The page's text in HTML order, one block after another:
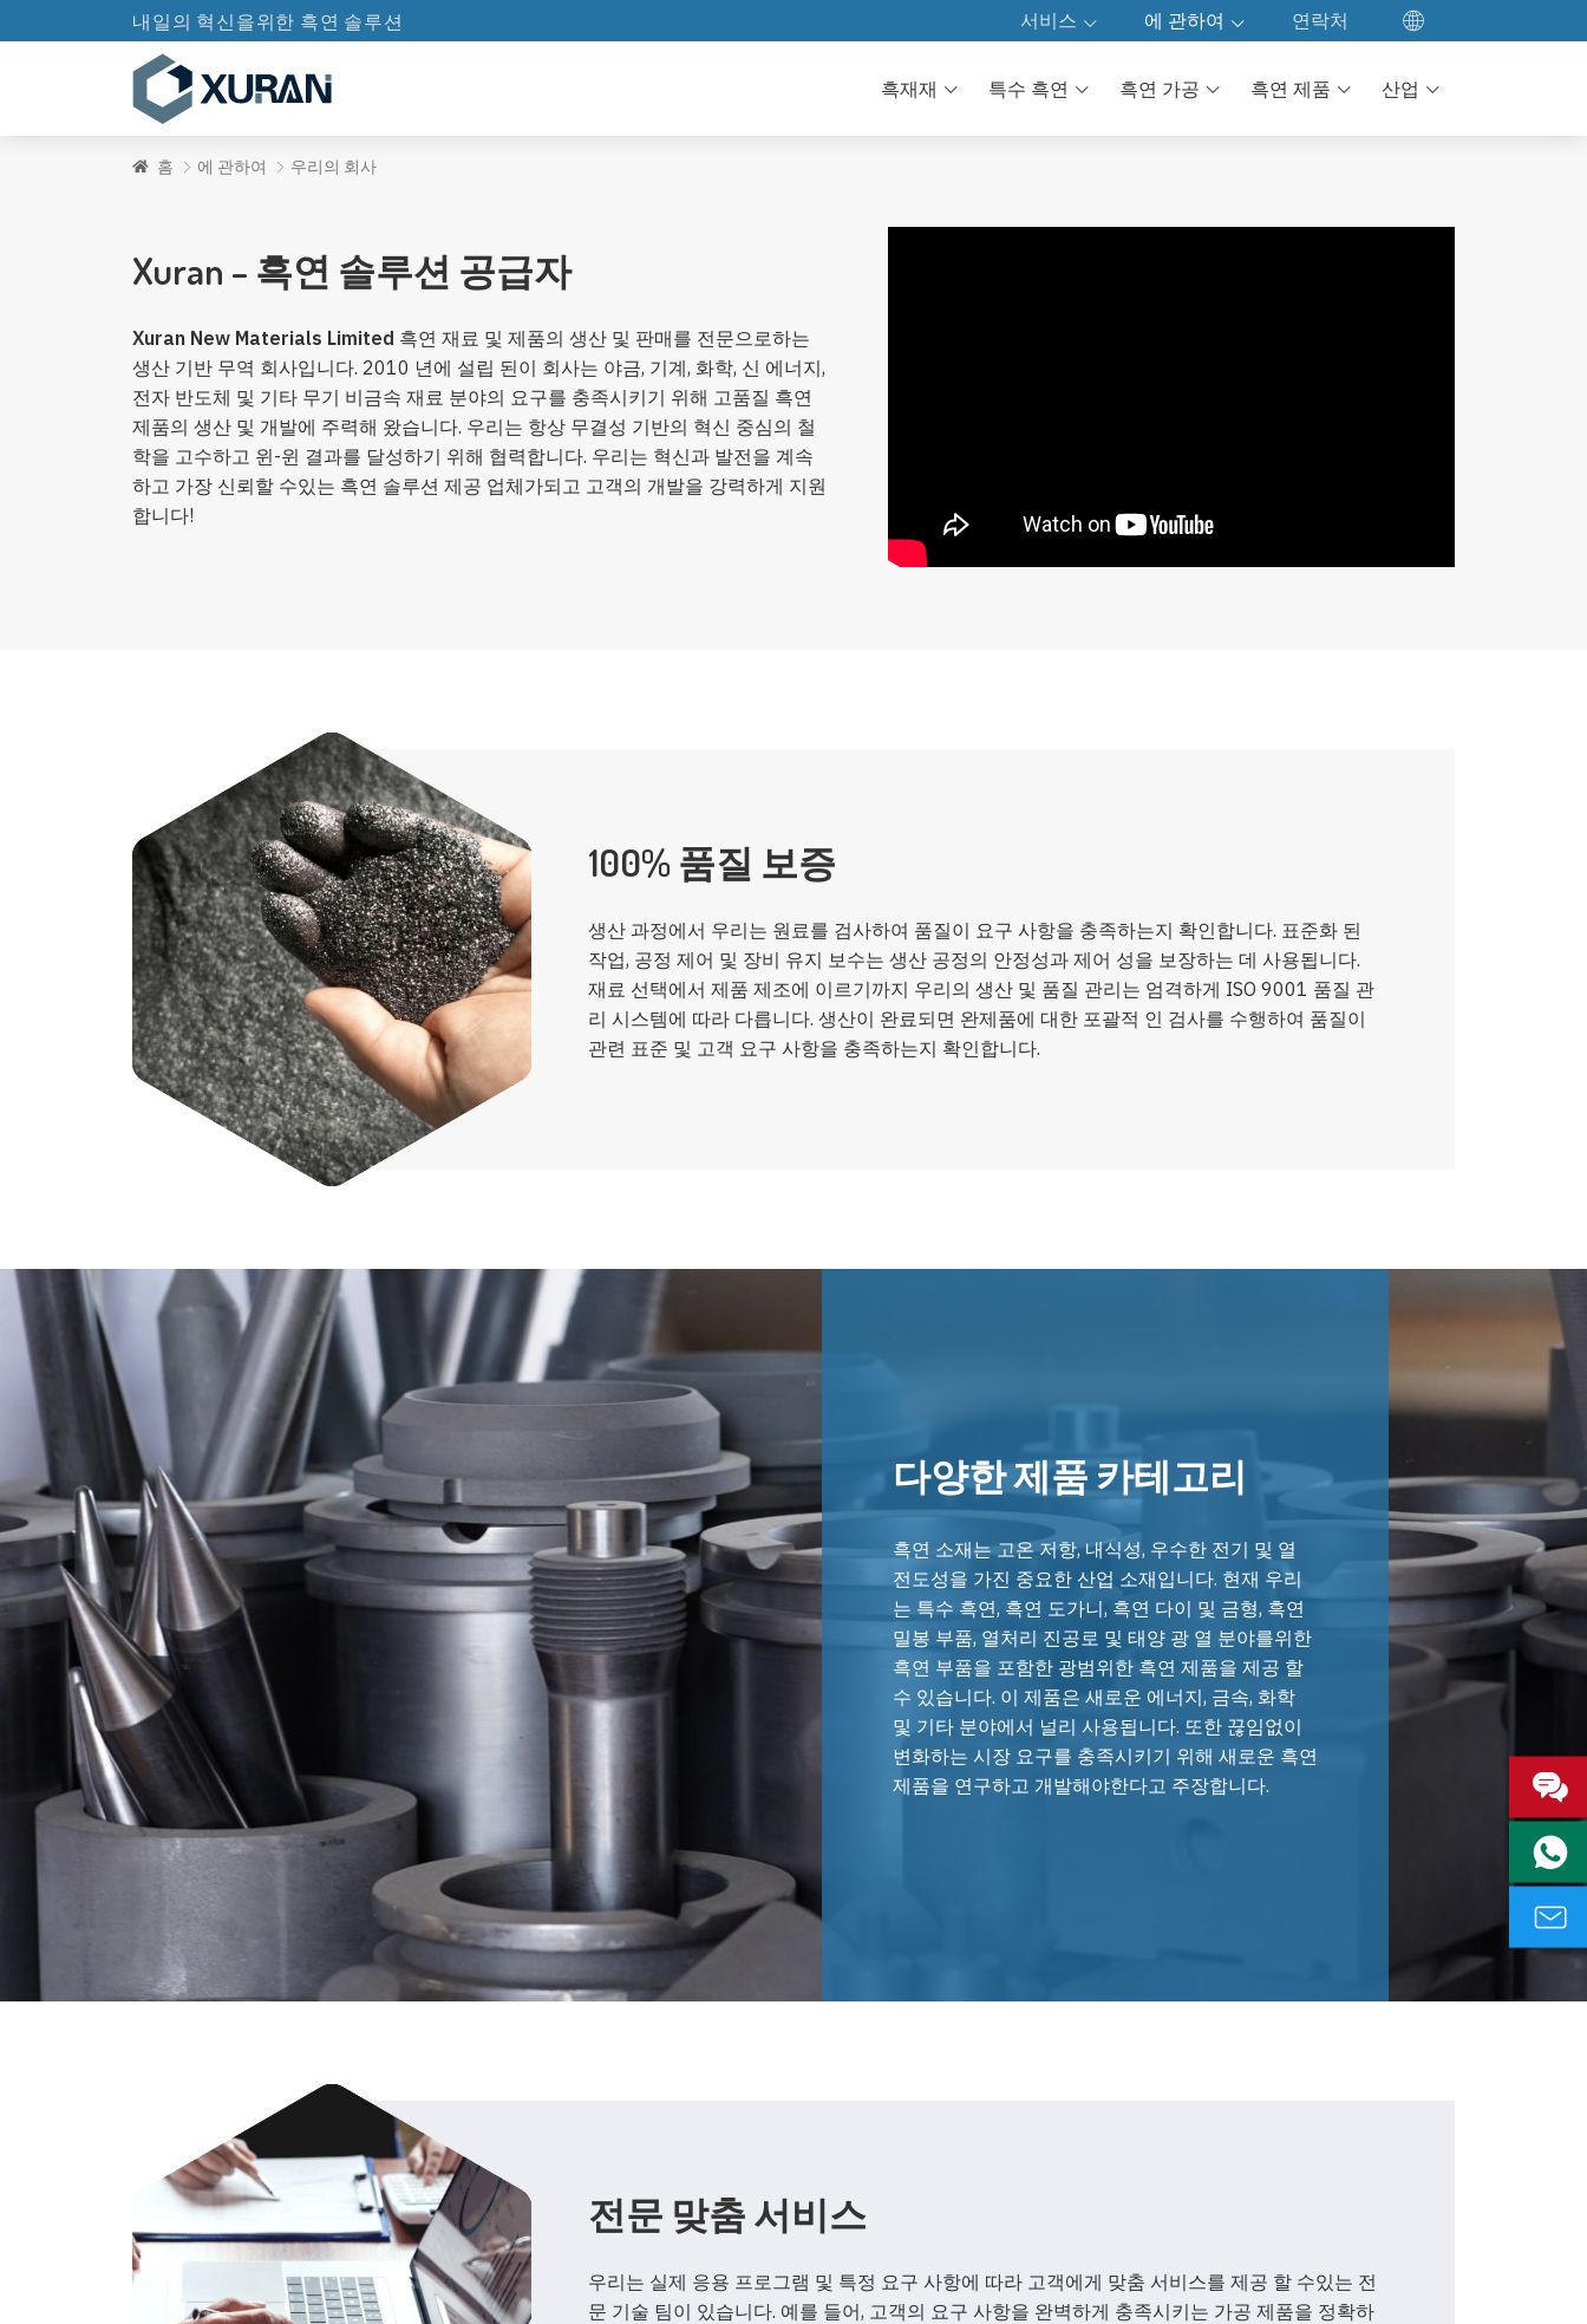
내일의 혁신을위한 흑연 솔루션 서비스 에 관하여
우리의 문화
연락처
ES
FR
흑재재 특수 흑연 흑연 가공 흑연 제품 산업
홈 에 관하여 우리의 회사
Xuran – 흑연 솔루션 공급자
Xuran New Materials Limited 흑연 재료 및 제품의 생산 및 판매를 전문으로하는
생산 기반 무역 회사입니다. 2010 년에 설립 된이 회사는 야금, 기계, 화학, 신 에너지,
전자 반도체 및 기타 무기 비금속 재료 분야의 요구를 충족시키기 위해 고품질 흑연
제품의 생산 및 개발에 주력해 왔습니다. 우리는 항상 무결성 기반의 혁신 중심의 철
학을 고수하고 윈-윈 결과를 달성하기 위해 협력합니다. 우리는 혁신과 발전을 계속
하고 가장 신뢰할 수있는 흑연 솔루션 제공 업체가되고 고객의 개발을 강력하게 지원
합니다!
100% 품질 보증
생산 과정에서 우리는 원료를 검사하여 품질이 요구 사항을 충족하는지 확인합니다. 표준화 된
작업, 공정 제어 및 장비 유지 보수는 생산 공정의 안정성과 제어 성을 보장하는 데 사용됩니다.
재료 선택에서 제품 제조에 이르기까지 우리의 생산 및 품질 관리는 엄격하게 ISO 9001 품질 관
리 시스템에 따라 다릅니다. 생산이 완료되면 완제품에 대한 포괄적 인 검사를 수행하여 품질이
관련 표준 및 고객 요구 사항을 충족하는지 확인합니다.
다양한 제품 카테고리
흑연 소재는 고온 저항, 내식성, 우수한 전기 및 열
전도성을 가진 중요한 산업 소재입니다. 현재 우리
는 특수 흑연, 흑연 도가니, 흑연 다이 및 금형, 흑연
밀봉 부품, 열처리 진공로 및 태양 광 열 분야를위한
흑연 부품을 포함한 광범위한 흑연 제품을 제공 할
수 있습니다. 이 제품은 새로운 에너지, 금속, 화학
및 기타 분야에서 널리 사용됩니다. 또한 끊임없이
변화하는 시장 요구를 충족시키기 위해 새로운 흑연
제품을 연구하고 개발해야한다고 주장합니다.
전문 맞춤 서비스
우리는 실제 응용 프로그램 및 특정 요구 사항에 따라 고객에게 맞춤 서비스를 제공 할 수있는 전
문 기술 팀이 있습니다. 예를 들어, 고객의 요구 사항을 완벽하게 충족시키는 가공 제품을 정확하